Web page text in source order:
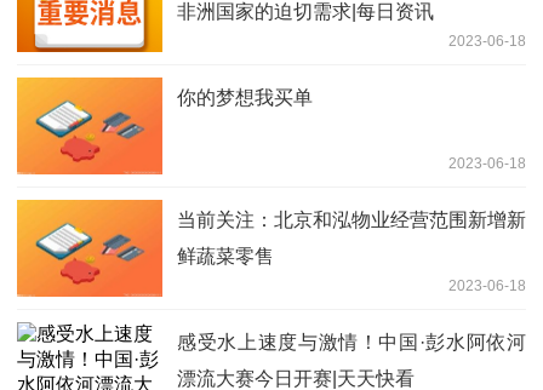
非洲国家的迫切需求|每日资讯
2023-06-18
你的梦想我买单
2023-06-18
当前关注：北京和泓物业经营范围新增新
鲜蔬菜零售
2023-06-18
感受水上速度与激情！中国·彭水阿依河
漂流大赛今日开赛|天天快看